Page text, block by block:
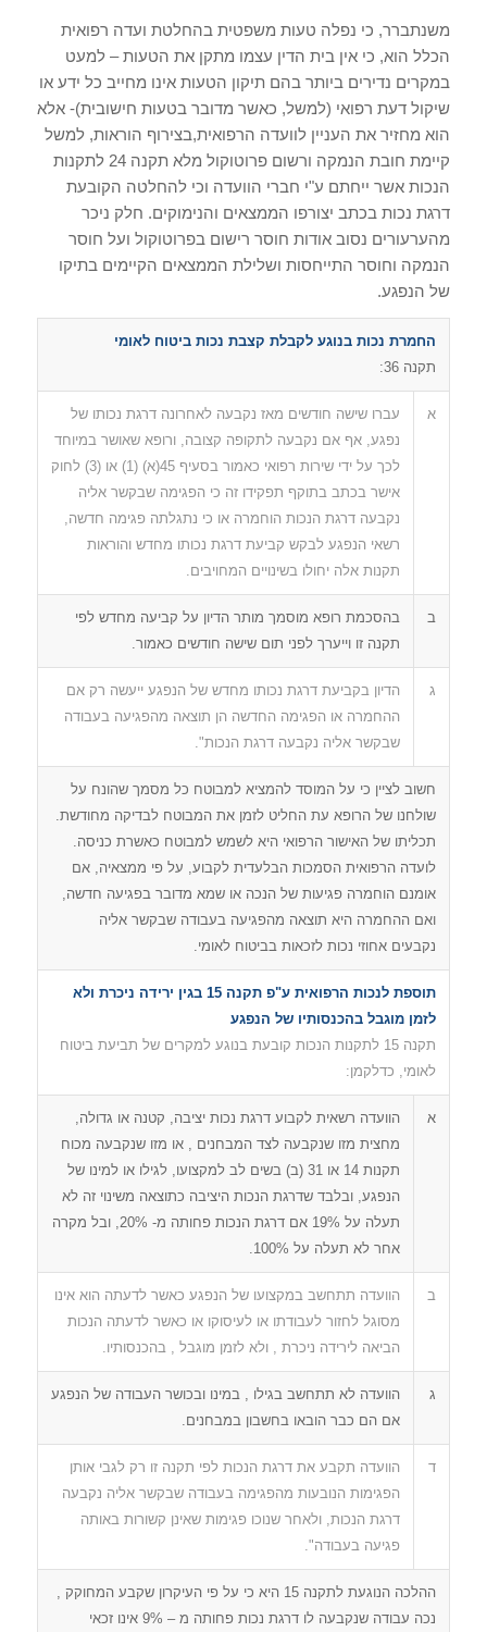
משנתברר, כי נפלה טעות משפטית בהחלטת ועדה רפואית
הכלל הוא, כי אין בית הדין עצמו מתקן את הטעות – למעט
במקרים נדירים ביותר בהם תיקון הטעות אינו מחייב כל ידע או
שיקול דעת רפואי (למשל, כאשר מדובר בטעות חישובית)- אלא
הוא מחזיר את העניין לוועדה הרפואית,בצירוף הוראות, למשל
קיימת חובת הנמקה ורשום פרוטוקול מלא תקנה 24 לתקנות
הנכות אשר ייחתם ע"י חברי הוועדה וכי להחלטה הקובעת
דרגת נכות בכתב יצורפו הממצאים והנימוקים. חלק ניכר
מהערעורים נסוב אודות חוסר רישום בפרוטוקול ועל חוסר
הנמקה וחוסר התייחסות ושלילת הממצאים הקיימים בתיקו
של הנפגע.
החמרת נכות בנוגע לקבלת קצבת נכות ביטוח לאומי
תקנה 36:
א
עברו שישה חודשים מאז נקבעה לאחרונה דרגת נכותו של
נפגע, אף אם נקבעה לתקופה קצובה, ורופא שאושר במיוחד
לכך על ידי שירות רפואי כאמור בסעיף 45(א) (1) או (3) לחוק
אישר בכתב בתוקף תפקידו זה כי הפגימה שבקשר אליה
נקבעה דרגת הנכות הוחמרה או כי נתגלתה פגימה חדשה,
רשאי הנפגע לבקש קביעת דרגת נכותו מחדש והוראות
תקנות אלה יחולו בשינויים המחויבים.
ב
בהסכמת רופא מוסמך מותר הדיון על קביעה מחדש לפי
תקנה זו וייערך לפני תום שישה חודשים כאמור.
ג
הדיון בקביעת דרגת נכותו מחדש של הנפגע ייעשה רק אם
ההחמרה או הפגימה החדשה הן תוצאה מהפגיעה בעבודה
שבקשר אליה נקבעה דרגת הנכות".
חשוב לציין כי על המוסד להמציא למבוטח כל מסמך שהונח על
שולחנו של הרופא עת החליט לזמן את המבוטח לבדיקה מחודשת.
תכליתו של האישור הרפואי היא לשמש למבוטח כאשרת כניסה.
לועדה הרפואית הסמכות הבלעדית לקבוע, על פי ממצאיה, אם
אומנם הוחמרה פגיעות של הנכה או שמא מדובר בפגיעה חדשה,
ואם ההחמרה היא תוצאה מהפגיעה בעבודה שבקשר אליה
נקבעים אחוזי נכות לזכאות בביטוח לאומי.
תוספת לנכות הרפואית ע"פ תקנה 15 בגין ירידה ניכרת ולא
לזמן מוגבל בהכנסותיו של הנפגע
תקנה 15 לתקנות הנכות קובעת בנוגע למקרים של תביעת ביטוח
לאומי, כדלקמן:
א
הוועדה רשאית לקבוע דרגת נכות יציבה, קטנה או גדולה,
מחצית מזו שנקבעה לצד המבחנים , או מזו שנקבעה מכוח
תקנות 14 או 31 (ב) בשים לב למקצועו, לגילו או למינו של
הנפגע, ובלבד שדרגת הנכות היציבה כתוצאה משינוי זה לא
תעלה על 19% אם דרגת הנכות פחותה מ- 20%, ובל מקרה
אחר לא תעלה על 100%.
ב
הוועדה תתחשב במקצועו של הנפגע כאשר לדעתה הוא אינו
מסוגל לחזור לעבודתו או לעיסוקו או כאשר לדעתה הנכות
הביאה לירידה ניכרת , ולא לזמן מוגבל , בהכנסותיו.
ג
הוועדה לא תתחשב בגילו , במינו ובכושר העבודה של הנפגע
אם הם כבר הובאו בחשבון במבחנים.
ד
הוועדה תקבע את דרגת הנכות לפי תקנה זו רק לגבי אותן
הפגימות הנובעות מהפגימה בעבודה שבקשר אליה נקבעה
דרגת הנכות, ולאחר שנוכו פגימות שאינן קשורות באותה
פגיעה בעבודה".
ההלכה הנוגעת לתקנה 15 היא כי על פי העיקרון שקבע המחוקק ,
נכה עבודה שנקבעה לו דרגת נכות פחותה מ – 9% אינו זכאי